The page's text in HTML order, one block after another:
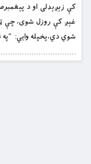
كې زېږېدلى او د
غېږ كې روزل شوى، چې
شوي دي،پخپله وايي: